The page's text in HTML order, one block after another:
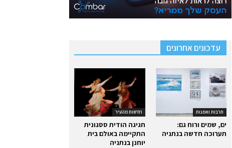
עדכונים אחרונים
חדשות מהעיר
חגיגה הודית ססגונית
התקיימה באולם בית
יוחנן בנתניה
תרבות ואמנות
ים, שמים ורוח גם:
תערוכה חדשה בנתניה